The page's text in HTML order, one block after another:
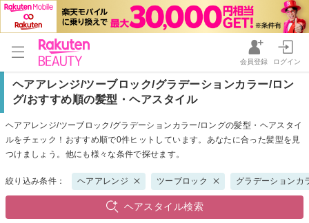
会員登録 ログイン
ヘアアレンジ/ツーブロック/グラデーションカラー/ロン
グ/おすすめ順の髪型・ヘアスタイル
ヘアアレンジ/ツーブロック/グラデーションカラー/ロングの髪型・ヘアスタイ
ルをチェック！おすすめ順で0件ヒットしています。あなたに合った髪型を見
つけましょう。他にも様々な条件で探せます。
絞り込み条件： ヘアアレンジ ツーブロック グラデーションカ
ヘアスタイル検索